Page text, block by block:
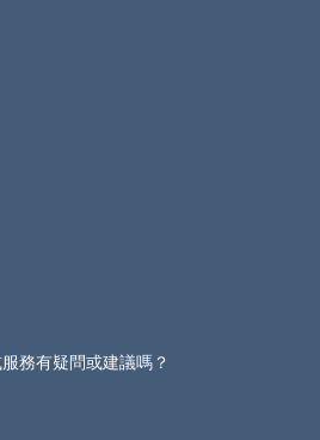
務有疑問或建議嗎？